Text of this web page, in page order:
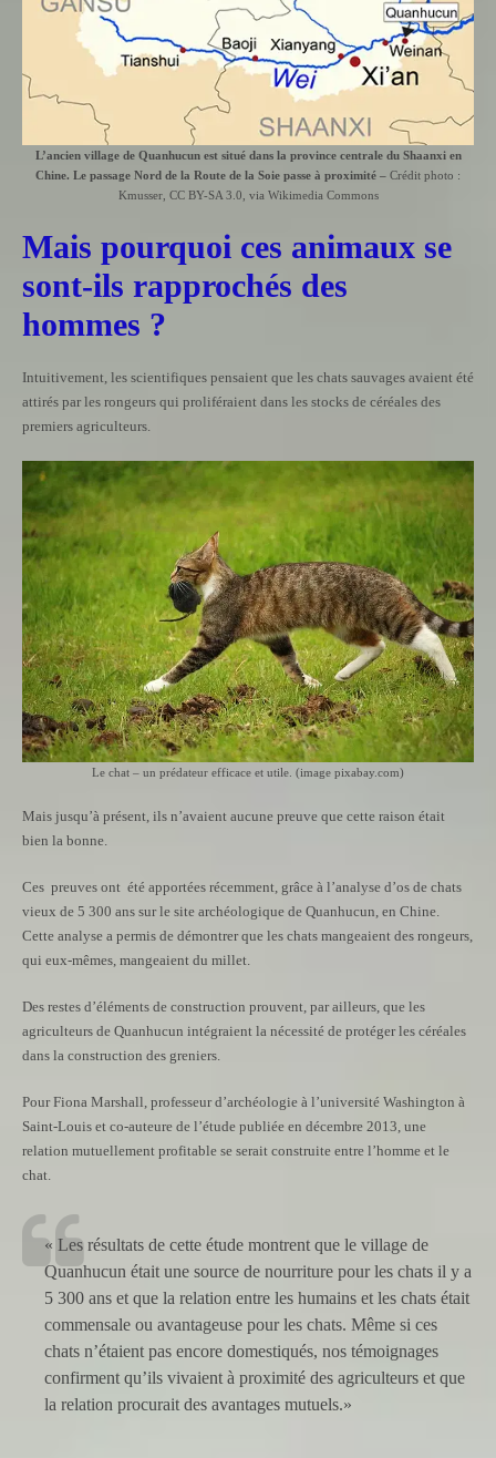
L’ancien village de Quanhucun est situé dans la province centrale du Shaanxi en
Chine. Le passage Nord de la Route de la Soie passe à proximité – Crédit photo :
Kmusser, CC BY-SA 3.0 , via Wikimedia Commons
Mais pourquoi ces animaux se
sont-ils rapprochés des
hommes ?
Intuitivement, les scientifiques pensaient que les chats sauvages avaient été
attirés par les rongeurs qui proliféraient dans les stocks de céréales des
premiers agriculteurs.
Le chat – un prédateur efficace et utile. (image pixabay.com)
Mais jusqu’à présent, ils n’avaient aucune preuve que cette raison était
bien la bonne.
Ces preuves ont été apportées récemment, grâce à l’analyse d’os de chats
vieux de 5 300 ans sur le site archéologique de Quanhucun, en Chine.
Cette analyse a permis de démontrer que les chats mangeaient des rongeurs,
qui eux-mêmes, mangeaient du millet.
Des restes d’éléments de construction prouvent, par ailleurs, que les
agriculteurs de Quanhucun intégraient la nécessité de protéger les céréales
dans la construction des greniers.
Pour Fiona Marshall, professeur d’archéologie à l’université Washington à
Saint-Louis et co-auteure de l’étude publiée en décembre 2013, une
relation mutuellement profitable se serait construite entre l’homme et le
chat.
« Les résultats de cette étude montrent que le village de
Quanhucun était une source de nourriture pour les chats il y a
5 300 ans et que la relation entre les humains et les chats était
commensale ou avantageuse pour les chats. Même si ces
chats n’étaient pas encore domestiqués, nos témoignages
confirment qu’ils vivaient à proximité des agriculteurs et que
la relation procurait des avantages mutuels.»